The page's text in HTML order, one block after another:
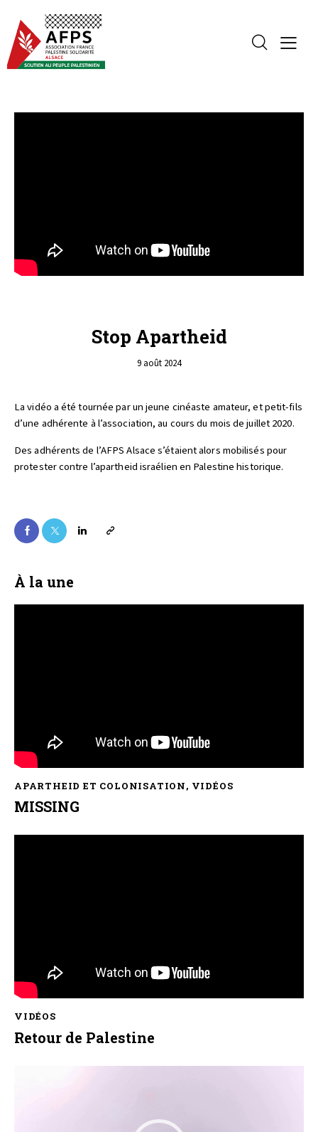
Stop Apartheid
9 août 2024
La vidéo a été tournée par un jeune cinéaste amateur, et petit-fils
d’une adhérente à l’association, au cours du mois de juillet 2020.
Des adhérents de l’AFPS Alsace s’étaient alors mobilisés pour
protester contre l’apartheid israélien en Palestine historique.
À la une
APARTHEID ET COLONISATION, VIDÉOS
MISSING
VIDÉOS
Retour de Palestine